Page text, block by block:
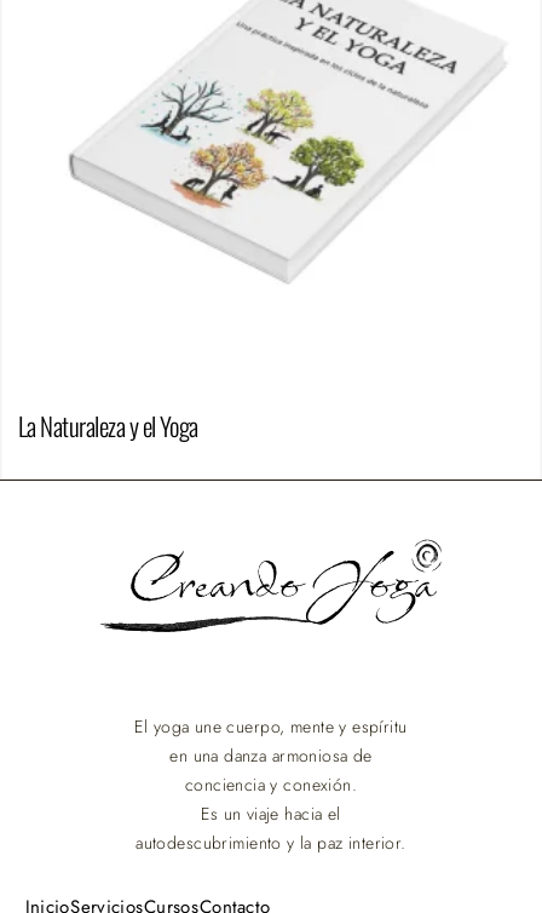
La Naturaleza y el Yoga
El yoga une cuerpo, mente y espíritu
en una danza armoniosa de
conciencia y conexión.
Es un viaje hacia el
autodescubrimiento y la paz interior.
InicioServiciosCursosContacto